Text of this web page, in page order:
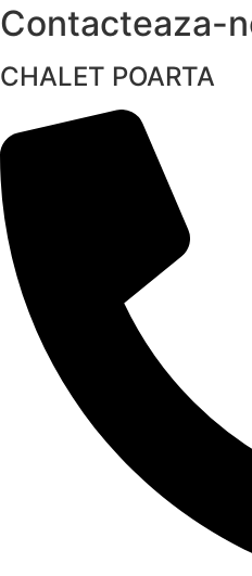
Contacteaza-
CHALET POARTA